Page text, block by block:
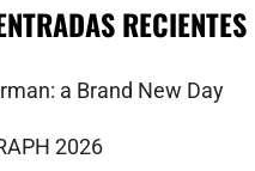
RECIENTES
a Brand New Day
2026